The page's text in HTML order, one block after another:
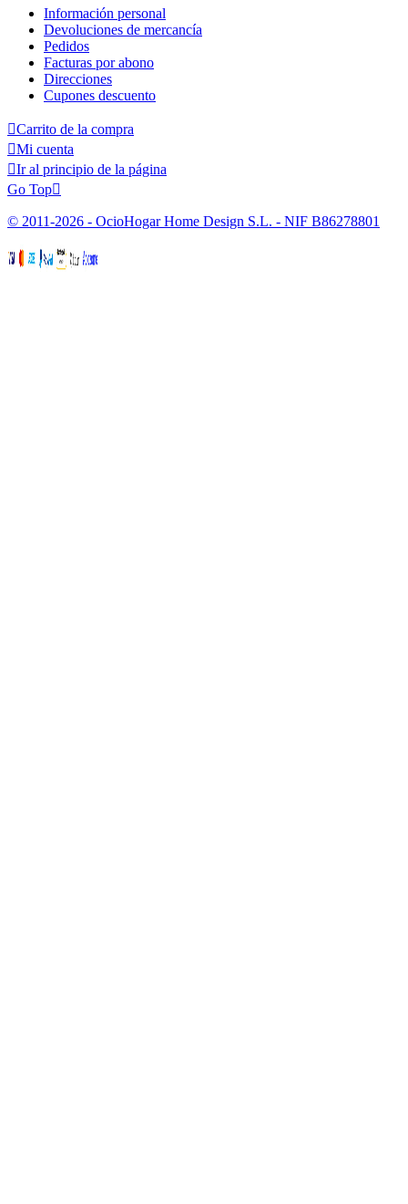
Información personal
Devoluciones de mercancía
Pedidos
Facturas por abono
Direcciones
Cupones descuento
Carrito de la compra
Mi cuenta
Ir al principio de la página
Go Top
© 2011-2026 - OcioHogar Home Design S.L. - NIF B86278801